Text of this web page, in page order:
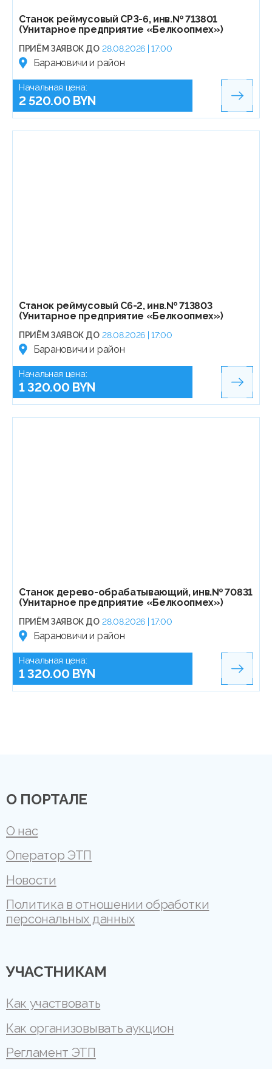
Станок реймусовый СРЗ-6, инв.№ 713801
(Унитарное предприятие «Белкоопмех»)
ПРИЁМ ЗАЯВОК ДО 28.08.2026 | 17:00
Барановичи и район
Начальная цена:
2 520.00 BYN
Станок реймусовый С6-2, инв.№ 713803
(Унитарное предприятие «Белкоопмех»)
ПРИЁМ ЗАЯВОК ДО 28.08.2026 | 17:00
Барановичи и район
Начальная цена:
1 320.00 BYN
Станок дерево-обрабатывающий, инв.№ 70831
(Унитарное предприятие «Белкоопмех»)
ПРИЁМ ЗАЯВОК ДО 28.08.2026 | 17:00
Барановичи и район
Начальная цена:
1 320.00 BYN
О ПОРТАЛЕ
О нас
Оператор ЭТП
Новости
Политика в отношении обработки
персональных данных
УЧАСТНИКАМ
Как участвовать
Как организовывать аукцион
Регламент ЭТП